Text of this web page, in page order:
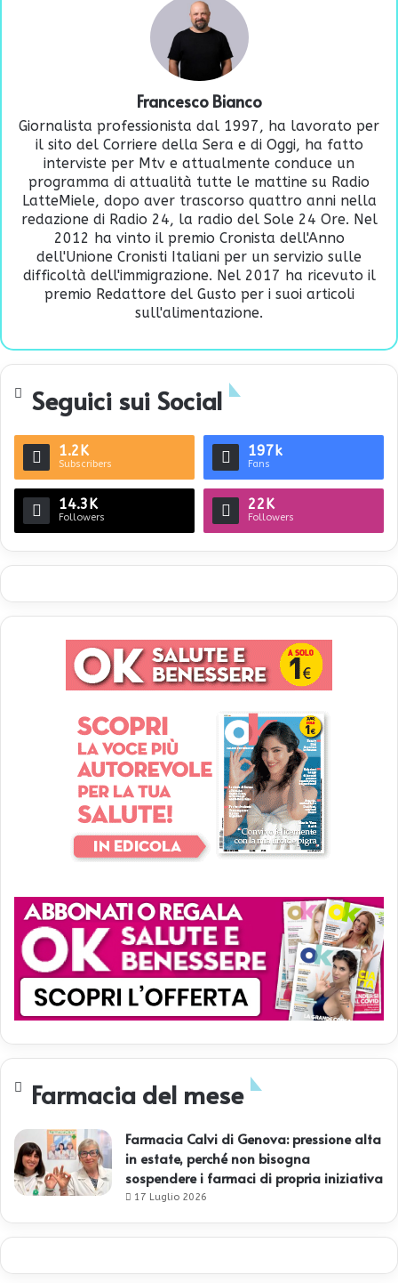
Francesco Bianco
Giornalista professionista dal 1997, ha lavorato per
il sito del Corriere della Sera e di Oggi, ha fatto
interviste per Mtv e attualmente conduce un
programma di attualità tutte le mattine su Radio
LatteMiele, dopo aver trascorso quattro anni nella
redazione di Radio 24, la radio del Sole 24 Ore. Nel
2012 ha vinto il premio Cronista dell'Anno
dell'Unione Cronisti Italiani per un servizio sulle
difficoltà dell'immigrazione. Nel 2017 ha ricevuto il
premio Redattore del Gusto per i suoi articoli
sull'alimentazione.
Seguici sui Social
1.2K
Subscribers
197k
Fans
14.3K
Followers
22K
Followers
Farmacia del mese
Farmacia Calvi di Genova: pressione alta
in estate, perché non bisogna
sospendere i farmaci di propria iniziativa
17 Luglio 2026